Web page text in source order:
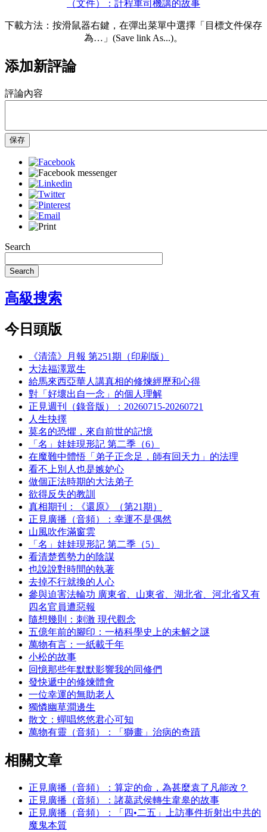
（文件）：計程車司機講的故事
下載方法：按滑鼠器右鍵，在彈出菜單中選擇「目標文件保存
為…」(Save link As...)。
添加新評論
評論內容
保存
Search
Search
高級搜索
今日頭版
《清流》月報 第251期（印刷版）
大法福澤眾生
給馬來西亞華人講真相的修煉經歷和心得
對「好壞出自一念」的個人理解
正見週刊（錄音版）：20260715-20260721
人生抉擇
莫名的恐懼，來自前世的記憶
「名」娃娃現形記 第二季（6）
在魔難中體悟「弟子正念足，師有回天力」的法理
看不上別人也是嫉妒心
做個正法時期的大法弟子
欲得反失的教訓
真相期刊：《還原》（第21期）
正見廣播（音頻）：幸運不是偶然
山風吹作滿窗雲
「名」娃娃現形記 第二季（5）
看清楚舊勢力的陰謀
也說說對時間的執著
去掉不行就換的人心
參與迫害法輪功 廣東省、山東省、湖北省、河北省又有
四名官員遭惡報
隨想幾則：刺激 現代觀念
五億年前的腳印：一樁科學史上的未解之謎
萬物有言：一紙載千年
小松的故事
回憶那些年默默影響我的同修們
發快遞中的修煉體會
一位幸運的無助老人
獨憐幽草澗邊生
散文：蟬唱悠悠君心可知
萬物有靈（音頻）：「獅畫」治病的奇蹟
相關文章
正見廣播（音頻）：算定的命，為甚麼袁了凡能改？
正見廣播（音頻）：諸葛武侯轉生韋皋的故事
正見廣播（音頻）：「四•二五」上訪事件折射出中共的
魔鬼本質